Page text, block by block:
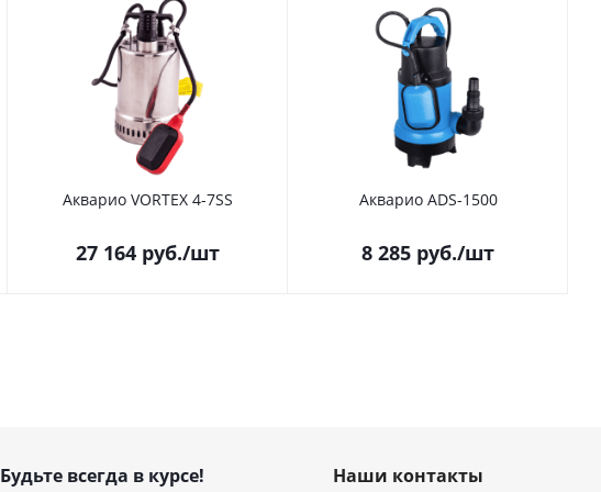
Акварио VORTEX 4-7SS
27 164 руб./шт
Акварио ADS-1500
8 285 руб./шт
Будьте всегда в курсе! Наши контакты